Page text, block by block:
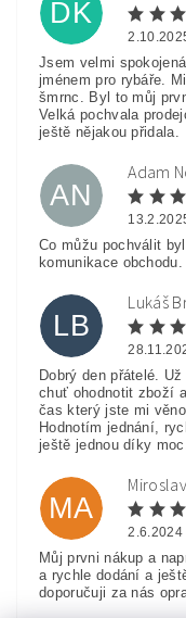
DK
Jsem velmi
jménem pro rybáře.
šmrnc. Byl to můj
Velká pochvala
ještě nějakou přidala.
AN
Adam
Co můžu pochválit
komunikace obchodu.
LB
Lukáš
Dobrý den přátelé.
chuť ohodnotit zboží
čas který jste mi
Hodnotím jednání,
ještě jednou díky moc.
MA
2.6.2024
Můj prvni nákup a
a rychle dodání a
doporučuji za nás